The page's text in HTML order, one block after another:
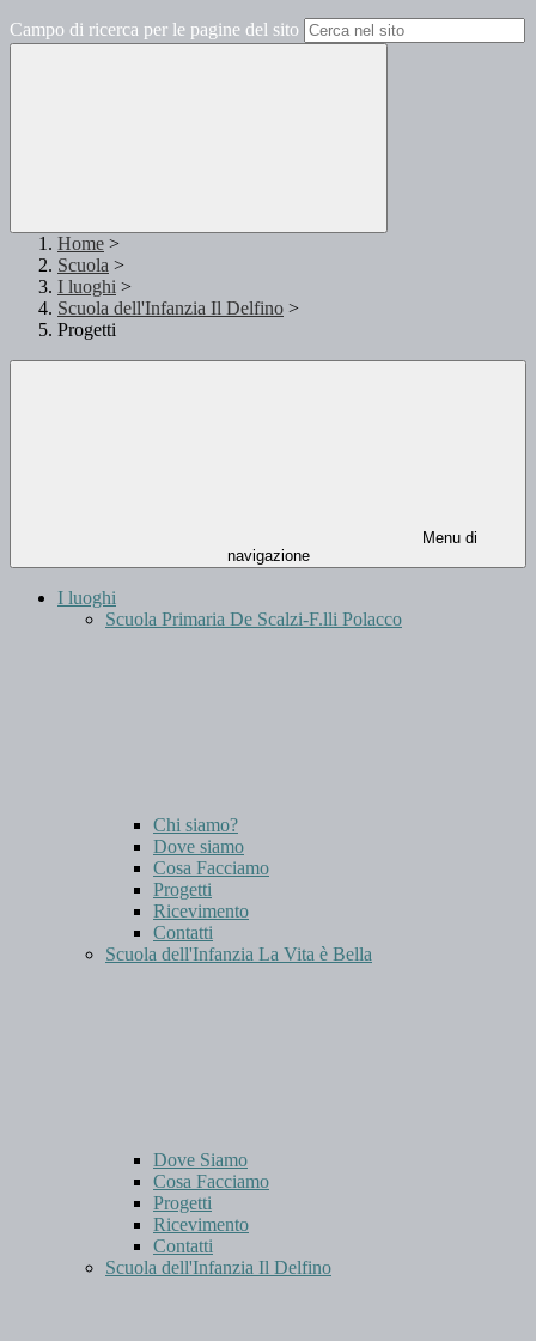
Campo di ricerca per le pagine del sito
Home >
Scuola >
I luoghi >
Scuola dell'Infanzia Il Delfino >
Progetti
Menu di
navigazione
I luoghi
Scuola Primaria De Scalzi-F.lli Polacco
Chi siamo?
Dove siamo
Cosa Facciamo
Progetti
Ricevimento
Contatti
Scuola dell'Infanzia La Vita è Bella
Dove Siamo
Cosa Facciamo
Progetti
Ricevimento
Contatti
Scuola dell'Infanzia Il Delfino